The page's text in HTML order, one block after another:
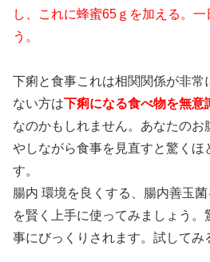
し、これに蜂蜜65ｇを加える。一
う。
下痢と食事これは相関関係が非常
ない方は下痢になる食べ物を無意
なのかもしれません。あなたのお
やしながら食事を見直すと驚くほ
す。
腸内 環境を良くする、腸内善玉
を賢く上手に使ってみましょう。
事にびっくりされます。試してみ